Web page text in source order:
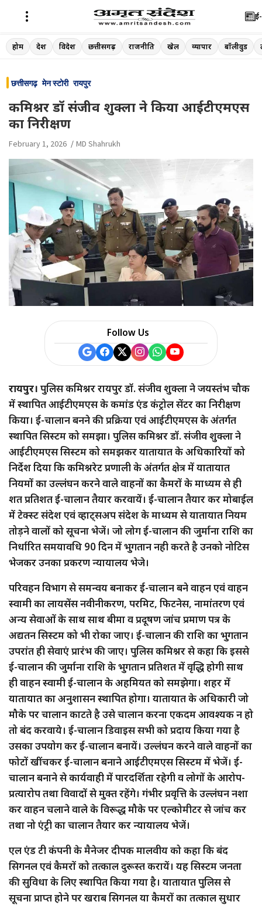
Skip
to
होम देश विदेश छत्तीसगढ़ राजनीति खेल व्यापार बॉलीवुड
छत्तीसगढ़ मेन स्टोरी रायपुर
कमिश्नर डॉ संजीव शुक्ला ने किया आईटीएमएस
का निरीक्षण
February 1, 2026 MD Shahrukh
Follow Us
रायपुर। पुलिस कमिश्नर रायपुर डॉ. संजीव शुक्ला ने जयस्तंभ चौक
में स्थापित आईटीएमएस के कमांड एंड कंट्रोल सेंटर का निरीक्षण
किया। ई-चालान बनने की प्रक्रिया एवं आईटीएमएस के अंतर्गत
स्थापित सिस्टम को समझा। पुलिस कमिश्नर डॉ. संजीव शुक्ला ने
आईटीएमएस सिस्टम को समझकर यातायात के अधिकारियों को
निर्देश दिया कि कमिश्नरेट प्रणाली के अंतर्गत क्षेत्र में यातायात
नियमों का उल्लंघन करने वाले वाहनों का कैमरों के माध्यम से ही
शत प्रतिशत ई-चालान तैयार करवायें। ई-चालान तैयार कर मोबाईल
में टेक्स्ट संदेश एवं व्हाट्सअप संदेश के माध्यम से यातायात नियम
तोड़ने वालों को सूचना भेजें। जो लोग ई-चालान की जुर्माना राशि का
निर्धारित समयावधि 90 दिन में भुगतान नही करते है उनको नोटिस
भेजकर उनका प्रकरण न्यायालय भेजे।
परिवहन विभाग से समन्वय बनाकर ई-चालान बने वाहन एवं वाहन
स्वामी का लायसेंस नवीनीकरण, परमिट, फिटनेस, नामांतरण एवं
अन्य सेवाओं के साथ साथ बीमा व प्रदूषण जांच प्रमाण पत्र के
अद्यतन सिस्टम को भी रोका जाए। ई-चालान की राशि का भुगतान
उपरांत ही सेवाएं प्रारंभ की जाए। पुलिस कमिश्नर से कहा कि इससे
ई-चालान की जुर्माना राशि के भुगतान प्रतिशत में वृद्धि होगी साथ
ही वाहन स्वामी ई-चालान के अहमियत को समझेगा। शहर में
यातायात का अनुशासन स्थापित होगा। यातायात के अधिकारी जो
मौके पर चालान काटते है उसे चालान करना एकदम आवश्यक न हो
तो बंद करवाये। ई-चालान डिवाइस सभी को प्रदाय किया गया है
उसका उपयोग कर ई-चालान बनायें। उल्लंघन करने वाले वाहनों का
फोटों खींचकर ई-चालान बनाने आईटीएमएस सिस्टम में भेजें। ई-
चालान बनाने से कार्यवाही में पारदर्शिता रहेगी व लोगों के आरोप-
प्रत्यारोप तथा विवादों से मुक्त रहेंगे। गंभीर प्रवृत्ति के उल्लंघन नशा
कर वाहन चलाने वाले के विरूद्ध मौके पर एल्कोमीटर से जांच कर
तथा नो एंट्री का चालान तैयार कर न्यायालय भेजें।
एल एंड टी कंपनी के मैनेजर दीपक मालवीय को कहा कि बंद
सिगनल एवं कैमरों को तत्काल दुरूस्त करायें। यह सिस्टम जनता
की सुविधा के लिए स्थापित किया गया है। यातायात पुलिस से
सूचना प्राप्त होने पर खराब सिगनल या कैमरों का तत्काल सुधार